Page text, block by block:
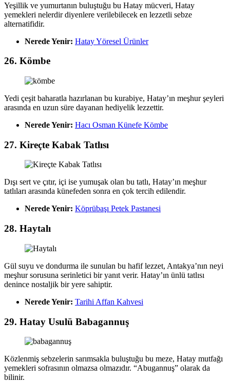
Yeşillik ve yumurtanın buluştuğu bu Hatay mücveri, Hatay
yemekleri nelerdir diyenlere verilebilecek en lezzetli sebze
alternatifidir.
Nerede Yenir: Hatay Yöresel Ürünler
26. Kömbe
Yedi çeşit baharatla hazırlanan bu kurabiye, Hatay’ın meşhur şeyleri
arasında en uzun süre dayanan hediyelik lezzettir.
Nerede Yenir: Hacı Osman Künefe Kömbe
27. Kireçte Kabak Tatlısı
Dışı sert ve çıtır, içi ise yumuşak olan bu tatlı, Hatay’ın meşhur
tatlıları arasında künefeden sonra en çok tercih edilendir.
Nerede Yenir: Köprübaşı Petek Pastanesi
28. Haytalı
Gül suyu ve dondurma ile sunulan bu hafif lezzet, Antakya’nın neyi
meşhur sorusuna serinletici bir yanıt verir. Hatay’ın ünlü tatlısı
denince nostaljik bir yere sahiptir.
Nerede Yenir: Tarihi Affan Kahvesi
29. Hatay Usulü Babagannuş
Közlenmiş sebzelerin sarımsakla buluştuğu bu meze, Hatay mutfağı
yemekleri sofrasının olmazsa olmazıdır. “Abugannuş” olarak da
bilinir.